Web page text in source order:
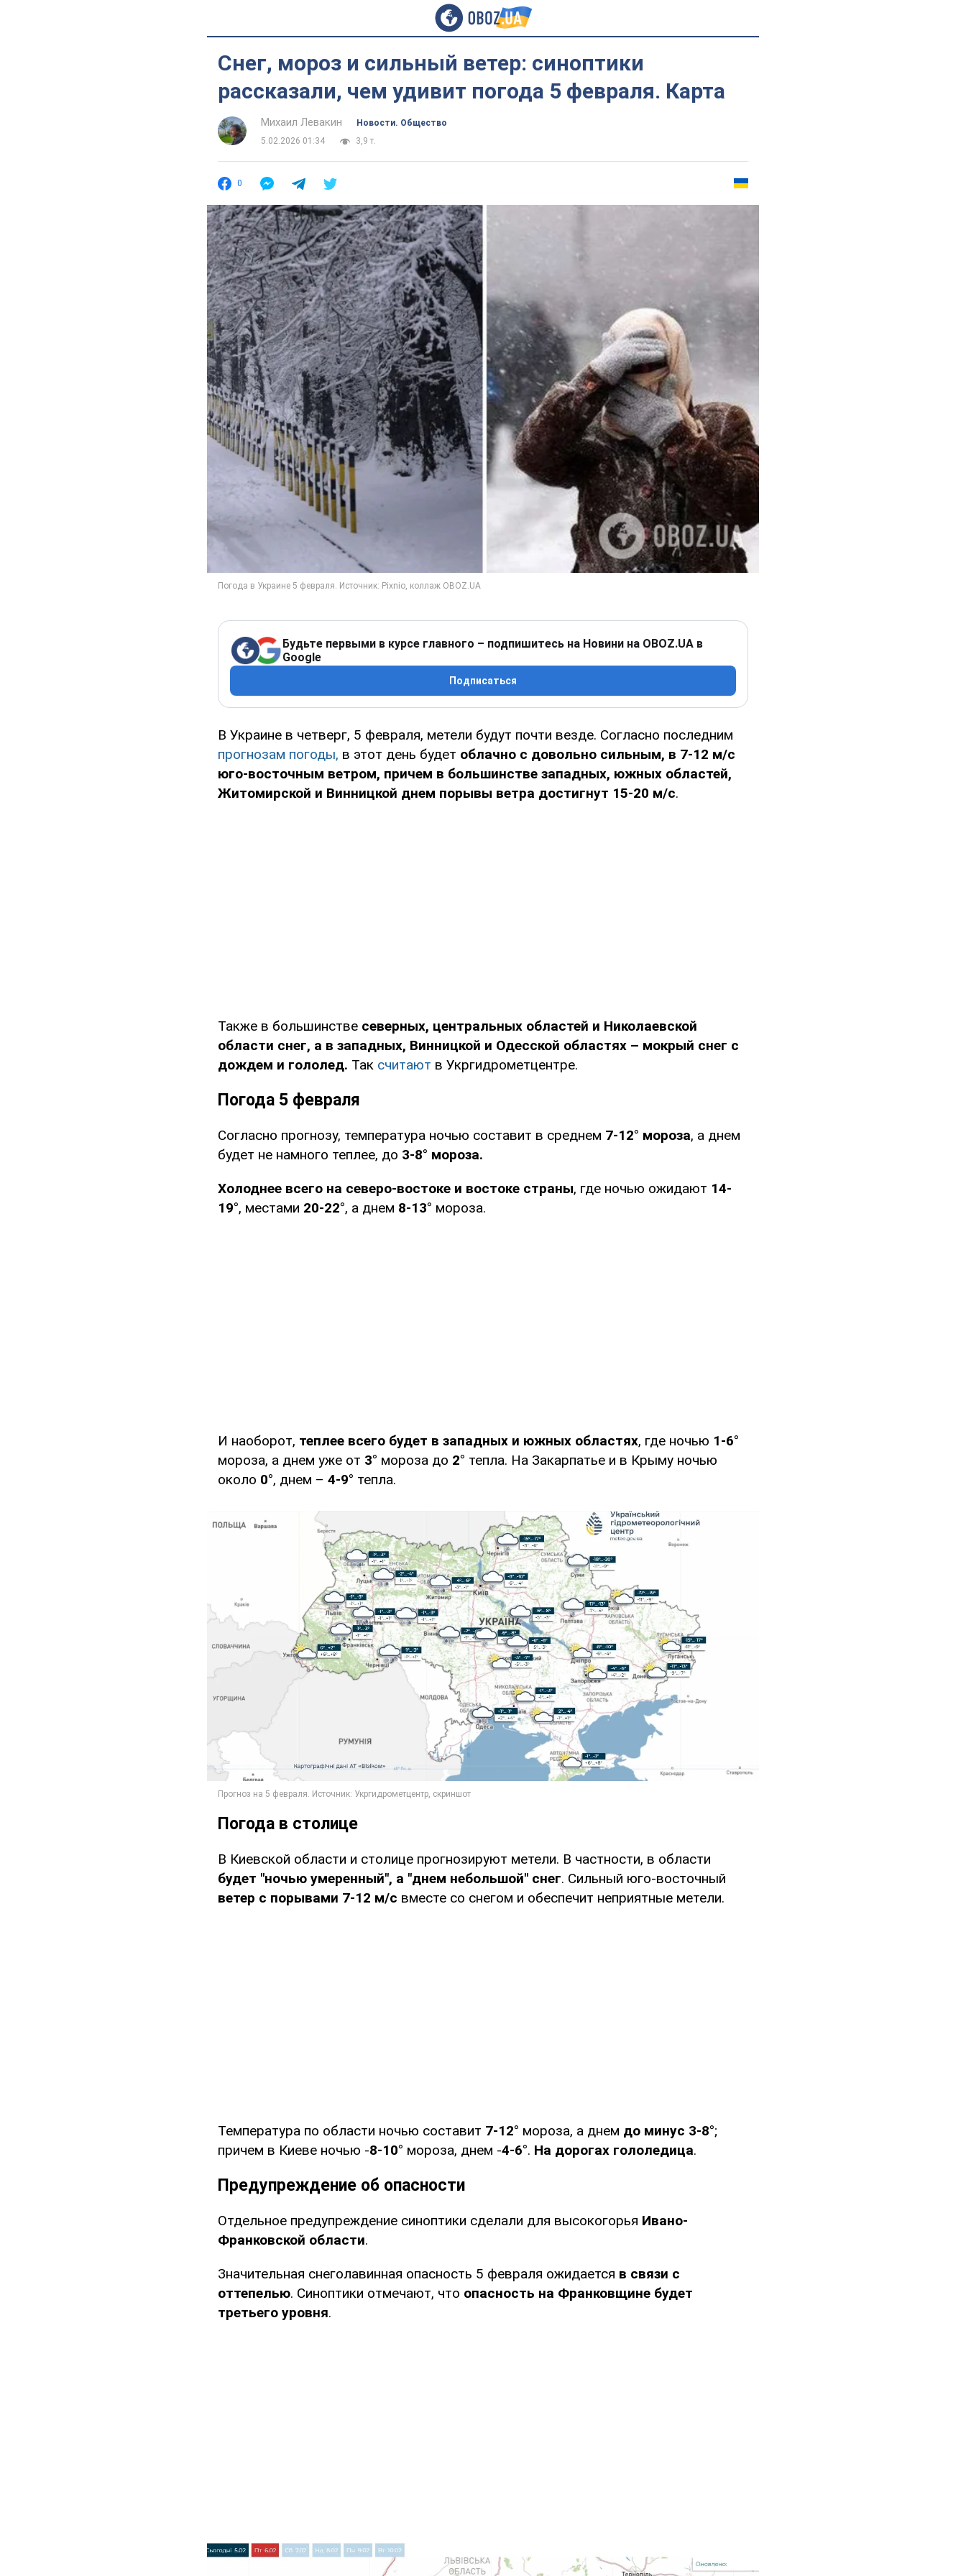
Снег, мороз и сильный ветер: синоптики
рассказали, чем удивит погода 5 февраля. Карта
Михаил Левакин
Новости. Общество
5.02.2026 01:34
3,9 т.
0
Будьте первыми в курсе главного – подпишитесь на Новини на OBOZ.UA в
Google
Подписаться
В Украине в четверг, 5 февраля, метели будут почти везде. Согласно последним
прогнозам погоды, в этот день будет облачно с довольно сильным, в 7-12 м/с
юго-восточным ветром, причем в большинстве западных, южных областей,
Житомирской и Винницкой днем порывы ветра достигнут 15-20 м/с.
Также в большинстве северных, центральных областей и Николаевской
области снег, а в западных, Винницкой и Одесской областях – мокрый снег с
дождем и гололед. Так считают в Укргидрометцентре.
Погода 5 февраля
Согласно прогнозу, температура ночью составит в среднем 7-12° мороза, а днем
будет не намного теплее, до 3-8° мороза.
Холоднее всего на северо-востоке и востоке страны, где ночью ожидают 14-
19°, местами 20-22°, а днем 8-13° мороза.
И наоборот, теплее всего будет в западных и южных областях, где ночью 1-6°
мороза, а днем уже от 3° мороза до 2° тепла. На Закарпатье и в Крыму ночью
около 0°, днем – 4-9° тепла.
Погода в столице
В Киевской области и столице прогнозируют метели. В частности, в области
будет "ночью умеренный", а "днем небольшой" снег. Сильный юго-восточный
ветер с порывами 7-12 м/с вместе со снегом и обеспечит неприятные метели.
Температура по области ночью составит 7-12° мороза, а днем до минус 3-8°;
причем в Киеве ночью -8-10° мороза, днем -4-6°. На дорогах гололедица.
Предупреждение об опасности
Отдельное предупреждение синоптики сделали для высокогорья Ивано-
Франковской области.
Значительная снеголавинная опасность 5 февраля ожидается в связи с
оттепелью. Синоптики отмечают, что опасность на Франковщине будет
третьего уровня.